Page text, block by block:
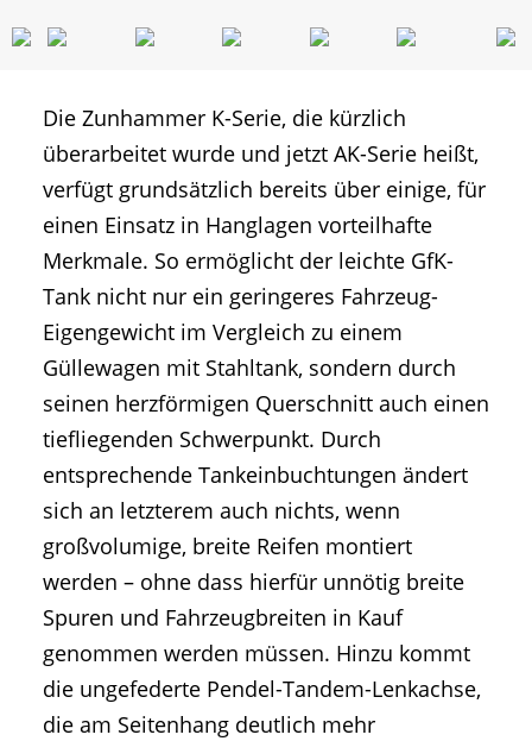
Die Zunhammer K-Serie, die kürzlich
überarbeitet wurde und jetzt AK-Serie heißt,
verfügt grundsätzlich bereits über einige, für
einen Einsatz in Hanglagen vorteilhafte
Merkmale. So ermöglicht der leichte GfK-
Tank nicht nur ein geringeres Fahrzeug-
Eigengewicht im Vergleich zu einem
Güllewagen mit Stahltank, sondern durch
seinen herzförmigen Querschnitt auch einen
tiefliegenden Schwerpunkt. Durch
entsprechende Tankeinbuchtungen ändert
sich an letzterem auch nichts, wenn
großvolumige, breite Reifen montiert
werden – ohne dass hierfür unnötig breite
Spuren und Fahrzeugbreiten in Kauf
genommen werden müssen. Hinzu kommt
die ungefederte Pendel-Tandem-Lenkachse,
die am Seitenhang deutlich mehr